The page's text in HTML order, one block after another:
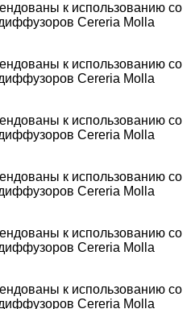
к использованию со
Cereria Molla
к использованию со
Cereria Molla
к использованию со
Cereria Molla
к использованию со
Cereria Molla
к использованию со
Cereria Molla
к использованию со
Cereria Molla